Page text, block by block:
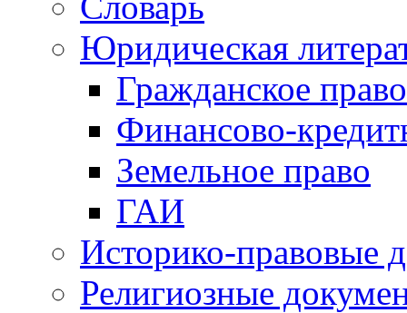
Юридическая
Гражданское право
Финансово-
Земельное право
ГАИ
Историко-правовые
Религиозные